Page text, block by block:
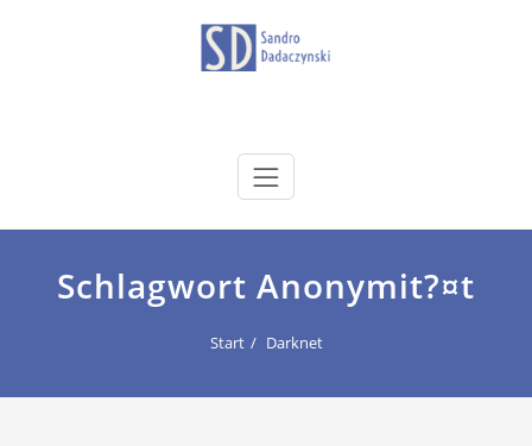
dadaczynski.de
Schlagwort Anonymit?¤t
Start Darknet